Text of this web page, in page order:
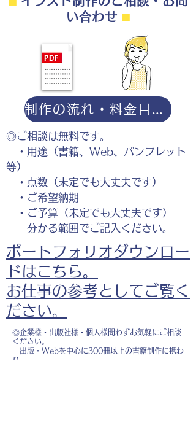
い合わせ ⬛︎
◎ご相談は無料です。
・用途（書籍、Web、パンフレット
等）
・点数（未定でも大丈夫です）
・ご希望納期
・ご予算（未定でも大丈夫です）
分かる範囲でご記入ください。
ポートフォリオダウンロー
ドはこちら。
お仕事の参考としてご覧く
ださい。
◎企業様・出版社様・個人様問わずお気軽にご相談
ください。
出版・Webを中心に300冊以上の書籍制作に携わ
り、